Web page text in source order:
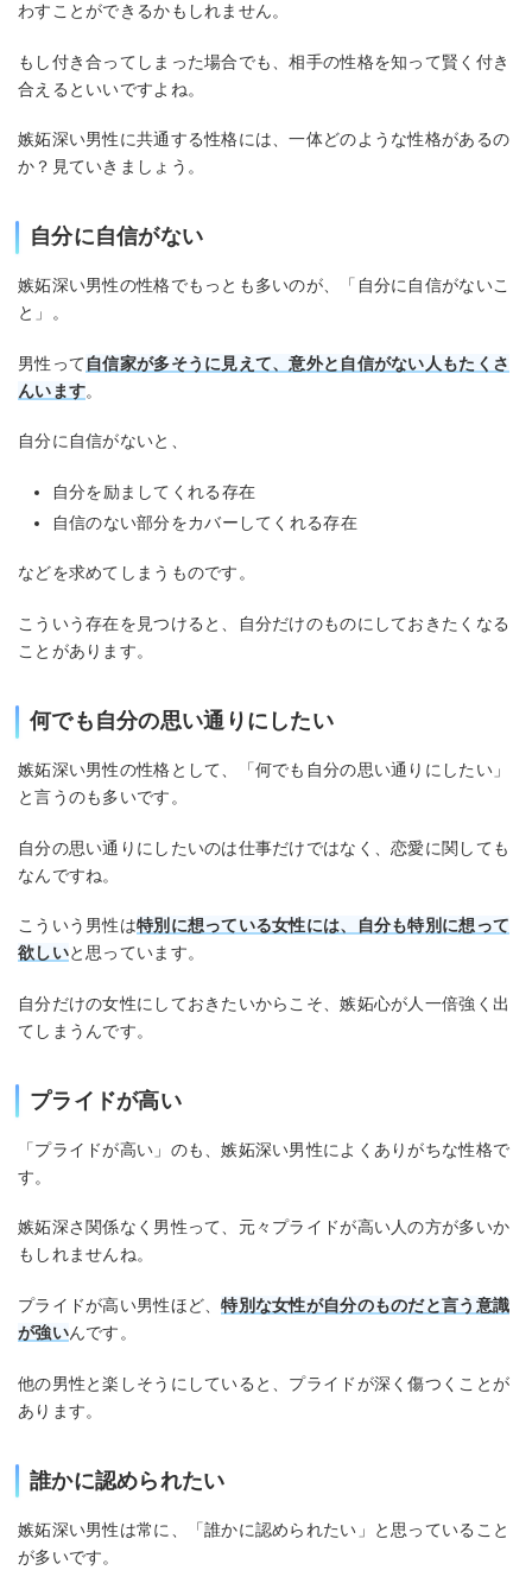
わすことができるかもしれません。
もし付き合ってしまった場合でも、相手の性格を知って賢く付き
合えるといいですよね。
嫉妬深い男性に共通する性格には、一体どのような性格があるの
か？見ていきましょう。
自分に自信がない
嫉妬深い男性の性格でもっとも多いのが、「自分に自信がないこ
と」。
男性って自信家が多そうに見えて、意外と自信がない人もたくさ
んいます。
自分に自信がないと、
自分を励ましてくれる存在
自信のない部分をカバーしてくれる存在
などを求めてしまうものです。
こういう存在を見つけると、自分だけのものにしておきたくなる
ことがあります。
何でも自分の思い通りにしたい
嫉妬深い男性の性格として、「何でも自分の思い通りにしたい」
と言うのも多いです。
自分の思い通りにしたいのは仕事だけではなく、恋愛に関しても
なんですね。
こういう男性は特別に想っている女性には、自分も特別に想って
欲しいと思っています。
自分だけの女性にしておきたいからこそ、嫉妬心が人一倍強く出
てしまうんです。
プライドが高い
「プライドが高い」のも、嫉妬深い男性によくありがちな性格で
す。
嫉妬深さ関係なく男性って、元々プライドが高い人の方が多いか
もしれませんね。
プライドが高い男性ほど、特別な女性が自分のものだと言う意識
が強いんです。
他の男性と楽しそうにしていると、プライドが深く傷つくことが
あります。
誰かに認められたい
嫉妬深い男性は常に、「誰かに認められたい」と思っていること
が多いです。